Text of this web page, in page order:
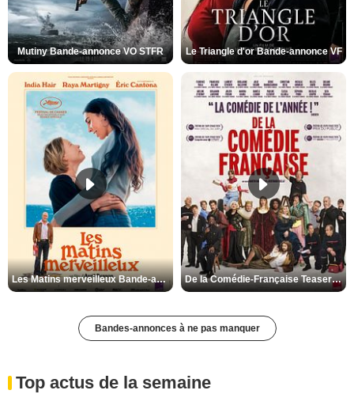
Mutiny Bande-annonce VO STFR Le Triangle d'or Bande-annonce VF
Les Matins merveilleux Bande-annonce VF De la Comédie-Française Teaser VF
Bandes-annonces à ne pas manquer
Top actus de la semaine